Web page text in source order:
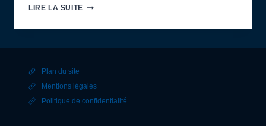
LIRE LA SUITESUR
PISTE
IGUANODONS…
DE
Plan du site
Mentions légales
Politique de confidentialité